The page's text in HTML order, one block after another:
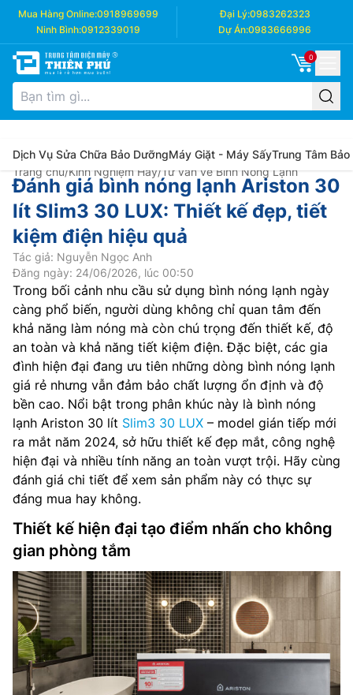
Mua Hàng Online:0918969699 Đại Lý:0983262323
Ninh Bình:0912339019 Dự Án:0983666996
0
Dịch Vụ Sửa Chữa Bảo DưỡngMáy Giặt - Máy SấyTrung Tâm Bảo
Trang chủ/Kinh Nghiệm Hay/Tư vấn về Bình Nóng Lạnh
Đánh giá bình nóng lạnh Ariston 30
lít Slim3 30 LUX: Thiết kế đẹp, tiết
kiệm điện hiệu quả
Tác giả: Nguyễn Ngọc Anh
Đăng ngày: 24/06/2026, lúc 00:50
Trong bối cảnh nhu cầu sử dụng bình nóng lạnh ngày
càng phổ biến, người dùng không chỉ quan tâm đến
khả năng làm nóng mà còn chú trọng đến thiết kế, độ
an toàn và khả năng tiết kiệm điện. Đặc biệt, các gia
đình hiện đại đang ưu tiên những dòng bình nóng lạnh
giá rẻ nhưng vẫn đảm bảo chất lượng ổn định và độ
bền cao. Nổi bật trong phân khúc này là bình nóng
lạnh Ariston 30 lít Slim3 30 LUX – model gián tiếp mới
ra mắt năm 2024, sở hữu thiết kế đẹp mắt, công nghệ
hiện đại và nhiều tính năng an toàn vượt trội. Hãy cùng
đánh giá chi tiết để xem sản phẩm này có thực sự
đáng mua hay không.
Thiết kế hiện đại tạo điểm nhấn cho không
gian phòng tắm